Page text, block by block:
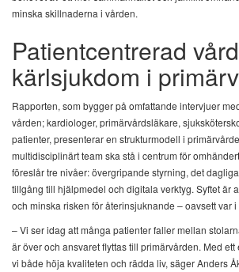
minska skillnaderna i vården.
Patientcentrerad
kärlsjukdom i
Rapporten, som bygger på omfattande intervjuer
vården; kardiologer, primärvårdsläkare,
patienter, presenterar en strukturmodell i
multidisciplinärt team ska stå i centrum för
föreslår tre nivåer: övergripande styrning, det
tillgång till hjälpmedel och digitala verktyg. Syftet är
och minska risken för återinsjuknande – oavsett var
– Vi ser idag att många patienter faller mellan
är över och ansvaret flyttas till primärvården. Med
vi både höja kvaliteten och rädda liv, säger Anders